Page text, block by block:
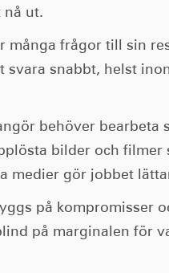
nå ut.
många frågor till sin
snabbt, helst
behöver
bilder och filmer
medier gör jobbet
på kompromisser
på marginalen för